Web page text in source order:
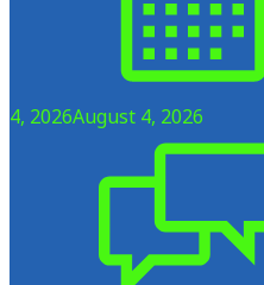
4, 2026August 4, 2026